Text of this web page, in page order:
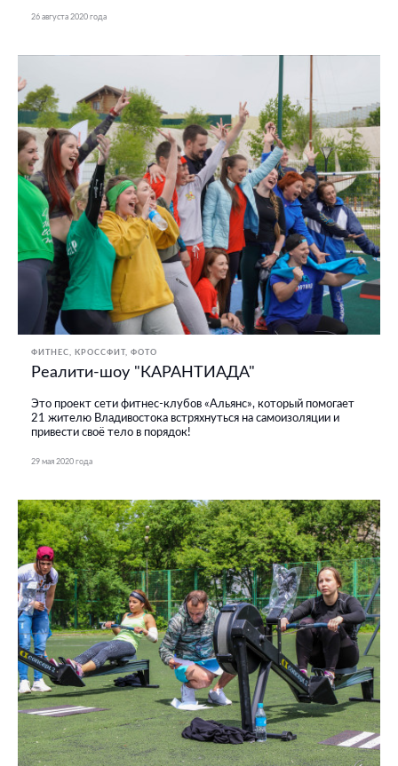
26 августа 2020 года
ФИТНЕС, КРОССФИТ ФОТО
Реалити-шоу "КАРАНТИАДА"
Это проект сети фитнес-клубов «Альянс», который помогает
21 жителю Владивостока встряхнуться на самоизоляции и
привести своё тело в порядок!
29 мая 2020 года